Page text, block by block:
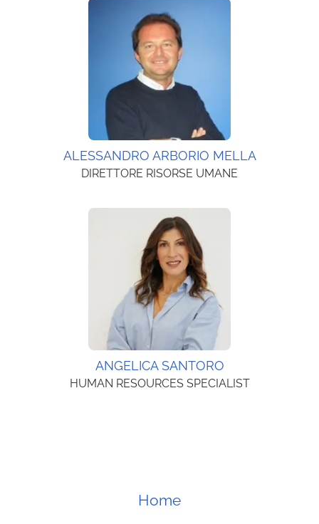
ALESSANDRO ARBORIO MELLA
DIRETTORE RISORSE UMANE
ANGELICA SANTORO
HUMAN RESOURCES SPECIALIST
Home